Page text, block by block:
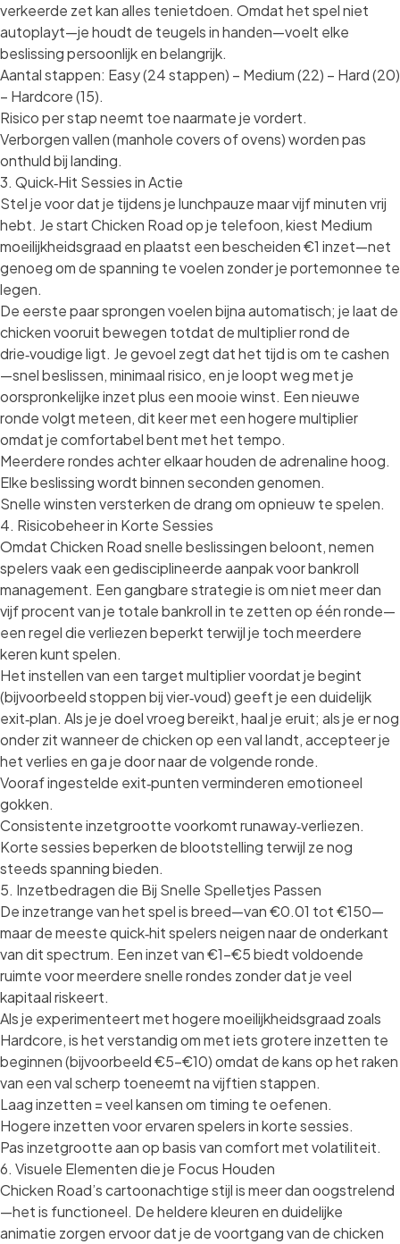
verkeerde zet kan alles tenietdoen. Omdat het spel niet
autoplayt—je houdt de teugels in handen—voelt elke
beslissing persoonlijk en belangrijk.
Aantal stappen: Easy (24 stappen) – Medium (22) – Hard (20)
– Hardcore (15).
Risico per stap neemt toe naarmate je vordert.
Verborgen vallen (manhole covers of ovens) worden pas
onthuld bij landing.
3. Quick‑Hit Sessies in Actie
Stel je voor dat je tijdens je lunchpauze maar vijf minuten vrij
hebt. Je startChicken Roadop je telefoon, kiest Medium
moeilijkheidsgraad en plaatst een bescheiden €1 inzet—net
genoeg om de spanning te voelen zonder je portemonnee te
legen.
De eerste paar sprongen voelen bijna automatisch; je laat de
chicken vooruit bewegen totdat de multiplier rond de
drie‑voudige ligt. Je gevoel zegt dat het tijd is om te cashen
—snel beslissen, minimaal risico, en je loopt weg met je
oorspronkelijke inzet plus een mooie winst. Een nieuwe
ronde volgt meteen, dit keer met een hogere multiplier
omdat je comfortabel bent met het tempo.
Meerdere rondes achter elkaar houden de adrenaline hoog.
Elke beslissing wordt binnen seconden genomen.
Snelle winsten versterken de drang om opnieuw te spelen.
4. Risicobeheer in Korte Sessies
Omdat Chicken Road snelle beslissingen beloont, nemen
spelers vaak een gedisciplineerde aanpak voor bankroll
management. Een gangbare strategie is om niet meer dan
vijf procent van je totale bankroll in te zetten op één ronde—
een regel die verliezen beperkt terwijl je toch meerdere
keren kunt spelen.
Het instellen van een target multiplier voordat je begint
(bijvoorbeeld stoppen bij vier‑voud) geeft je een duidelijk
exit‑plan. Als je je doel vroeg bereikt, haal je eruit; als je er nog
onder zit wanneer de chicken op een val landt, accepteer je
het verlies en ga je door naar de volgende ronde.
Vooraf ingestelde exit‑punten verminderen emotioneel
gokken.
Consistente inzetgrootte voorkomt runaway‑verliezen.
Korte sessies beperken de blootstelling terwijl ze nog
steeds spanning bieden.
5. Inzetbedragen die Bij Snelle Spelletjes Passen
De inzetrange van het spel is breed—van €0.01 tot €150—
maar de meeste quick‑hit spelers neigen naar de onderkant
van dit spectrum. Een inzet van €1–€5 biedt voldoende
ruimte voor meerdere snelle rondes zonder dat je veel
kapitaal riskeert.
Als je experimenteert met hogere moeilijkheidsgraad zoals
Hardcore, is het verstandig om met iets grotere inzetten te
beginnen (bijvoorbeeld €5–€10) omdat de kans op het raken
van een val scherp toeneemt na vijftien stappen.
Laag inzetten = veel kansen om timing te oefenen.
Hogere inzetten voor ervaren spelers in korte sessies.
Pas inzetgrootte aan op basis van comfort met volatiliteit.
6. Visuele Elementen die je Focus Houden
Chicken Road’s cartoonachtige stijl is meer dan oogstrelend
—het is functioneel. De heldere kleuren en duidelijke
animatie zorgen ervoor dat je de voortgang van de chicken